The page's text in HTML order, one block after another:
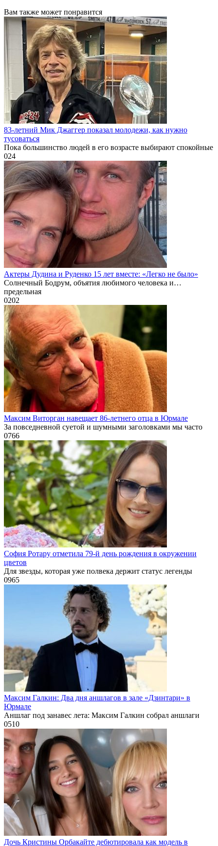
Вам также может понравится
83-летний Мик Джаггер показал молодежи, как нужно
тусоваться
Пока большинство людей в его возрасте выбирают спокойные
024
Актеры Дудина и Руденко 15 лет вместе: «Легко не было»
Солнечный Бодрум, объятия любимого человека и…
предельная
0202
Максим Виторган навещает 86-летнего отца в Юрмале
За повседневной суетой и шумными заголовками мы часто
0766
София Ротару отметила 79-й день рождения в окружении
цветов
Для звезды, которая уже полвека держит статус легенды
0965
Максим Галкин: Два дня аншлагов в зале «Дзинтари» в
Юрмале
Аншлаг под занавес лета: Максим Галкин собрал аншлаги
0510
Дочь Кристины Орбакайте дебютировала как модель в